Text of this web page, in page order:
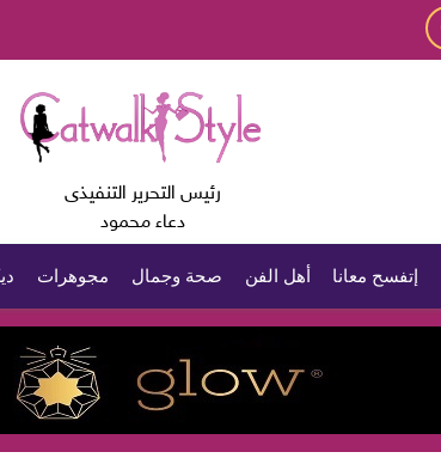
رئيس التحرير التنفيذى
دعاء محمود
إتفسح معانا أهل الفن صحة وجمال مجوهرات